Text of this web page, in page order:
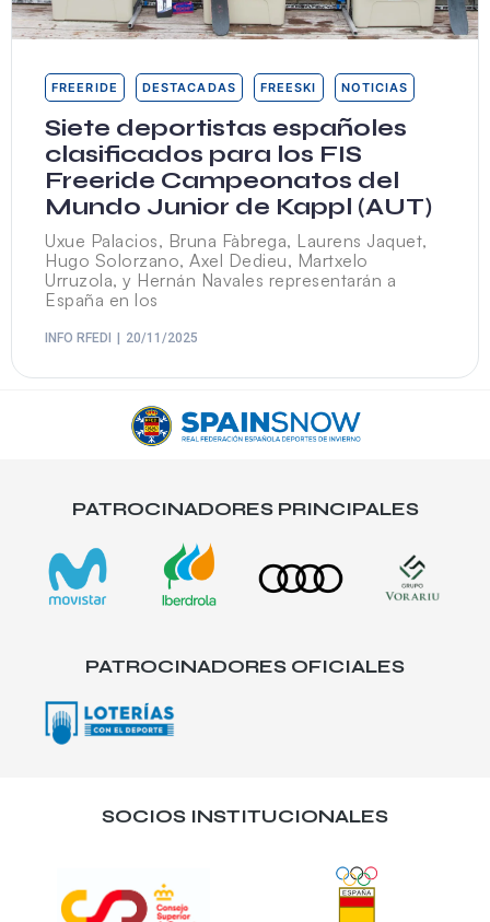
FREERIDE DESTACADAS FREESKI NOTICIAS
Siete deportistas españoles
clasificados para los FIS
Freeride Campeonatos del
Mundo Junior de Kappl (AUT)
Uxue Palacios, Bruna Fàbrega, Laurens Jaquet,
Hugo Solorzano, Axel Dedieu, Martxelo
Urruzola, y Hernán Navales representarán a
España en los
INFO RFEDI 20/11/2025
PATROCINADORES PRINCIPALES
PATROCINADORES OFICIALES
SOCIOS INSTITUCIONALES